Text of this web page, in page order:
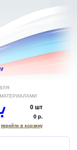
0 шт
0 р.
перейти в корзину